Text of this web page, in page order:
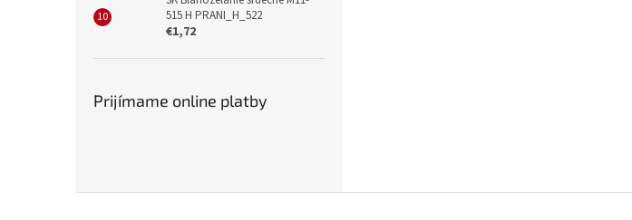
515 H PRANI_H_522
€1,72
Prijímame online platby